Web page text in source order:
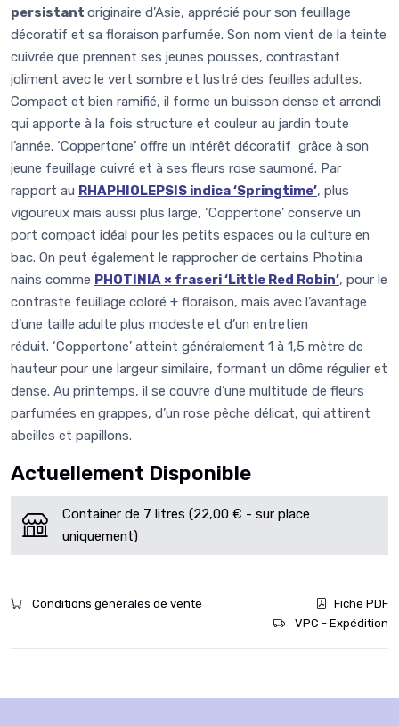
persistant originaire d’Asie, apprécié pour son feuillage
décoratif et sa floraison parfumée. Son nom vient de la teinte
cuivrée que prennent ses jeunes pousses, contrastant
joliment avec le vert sombre et lustré des feuilles adultes.
Compact et bien ramifié, il forme un buisson dense et arrondi
qui apporte à la fois structure et couleur au jardin toute
l’année. ‘Coppertone’ offre un intérêt décoratif grâce à son
jeune feuillage cuivré et à ses fleurs rose saumoné. Par
rapport au RHAPHIOLEPSIS indica ‘Springtime’, plus
vigoureux mais aussi plus large, ‘Coppertone’ conserve un
port compact idéal pour les petits espaces ou la culture en
bac. On peut également le rapprocher de certains Photinia
nains comme PHOTINIA × fraseri ‘Little Red Robin’, pour le
contraste feuillage coloré + floraison, mais avec l’avantage
d’une taille adulte plus modeste et d’un entretien
réduit. ‘Coppertone’ atteint généralement 1 à 1,5 mètre de
hauteur pour une largeur similaire, formant un dôme régulier et
dense. Au printemps, il se couvre d’une multitude de fleurs
parfumées en grappes, d’un rose pêche délicat, qui attirent
abeilles et papillons.
Actuellement Disponible
Container de 7 litres (22,00 € - sur place
uniquement)
Conditions générales de vente
Fiche PDF
VPC - Expédition